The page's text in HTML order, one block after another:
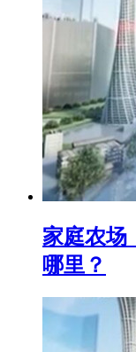
家庭农场
哪里？